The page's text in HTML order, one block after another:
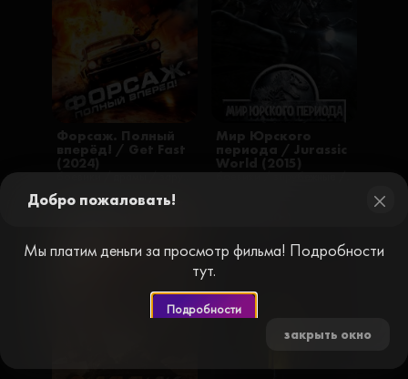
Форсаж. Полный
вперёд! / Get Fast
(2024)
боевики / драмы / зарубежные / фильмы / русские
Мир Юрского
периода / Jurassic
World (2015)
боевики / зарубежные / приключения / фантастика / фильмы / русские
Добро пожаловать!
Мы платим деньги за просмотр фильма! Подробности
тут.
Подробности
закрыть окно